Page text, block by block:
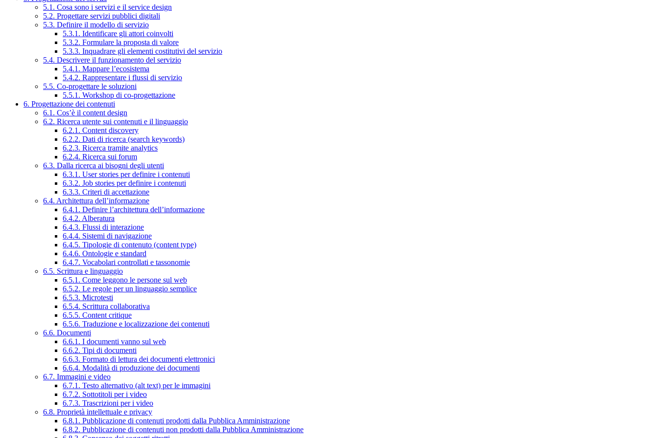
5.1. Cosa sono i servizi e il service design
5.2. Progettare servizi pubblici digitali
5.3. Definire il modello di servizio
5.3.1. Identificare gli attori coinvolti
5.3.2. Formulare la proposta di valore
5.3.3. Inquadrare gli elementi costitutivi del servizio
5.4. Descrivere il funzionamento del servizio
5.4.1. Mappare l’ecosistema
5.4.2. Rappresentare i flussi di servizio
5.5. Co-progettare le soluzioni
5.5.1. Workshop di co-progettazione
6. Progettazione dei contenuti
6.1. Cos’è il content design
6.2. Ricerca utente sui contenuti e il linguaggio
6.2.1. Content discovery
6.2.2. Dati di ricerca (search keywords)
6.2.3. Ricerca tramite analytics
6.2.4. Ricerca sui forum
6.3. Dalla ricerca ai bisogni degli utenti
6.3.1. User stories per definire i contenuti
6.3.2. Job stories per definire i contenuti
6.3.3. Criteri di accettazione
6.4. Architettura dell’informazione
6.4.1. Definire l’architettura dell’informazione
6.4.2. Alberatura
6.4.3. Flussi di interazione
6.4.4. Sistemi di navigazione
6.4.5. Tipologie di contenuto (content type)
6.4.6. Ontologie e standard
6.4.7. Vocabolari controllati e tassonomie
6.5. Scrittura e linguaggio
6.5.1. Come leggono le persone sul web
6.5.2. Le regole per un linguaggio semplice
6.5.3. Microtesti
6.5.4. Scrittura collaborativa
6.5.5. Content critique
6.5.6. Traduzione e localizzazione dei contenuti
6.6. Documenti
6.6.1. I documenti vanno sul web
6.6.2. Tipi di documenti
6.6.3. Formato di lettura dei documenti elettronici
6.6.4. Modalità di produzione dei documenti
6.7. Immagini e video
6.7.1. Testo alternativo (alt text) per le immagini
6.7.2. Sottotitoli per i video
6.7.3. Trascrizioni per i video
6.8. Proprietà intellettuale e privacy
6.8.1. Pubblicazione di contenuti prodotti dalla Pubblica Amministrazione
6.8.2. Pubblicazione di contenuti non prodotti dalla Pubblica Amministrazione